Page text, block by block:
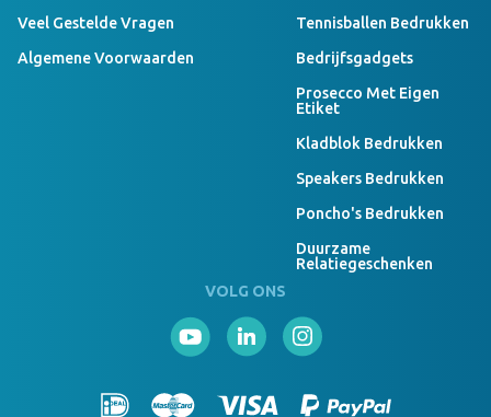
Veel Gestelde Vragen
Algemene Voorwaarden
Tennisballen Bedrukken
Bedrijfsgadgets
Prosecco Met Eigen
Etiket
Kladblok Bedrukken
Speakers Bedrukken
Poncho's Bedrukken
Duurzame
Relatiegeschenken
VOLG ONS